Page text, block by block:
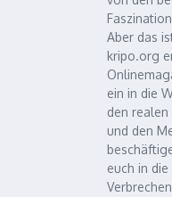
Aber das
kripo.org
ein in die
den
und den
euch in